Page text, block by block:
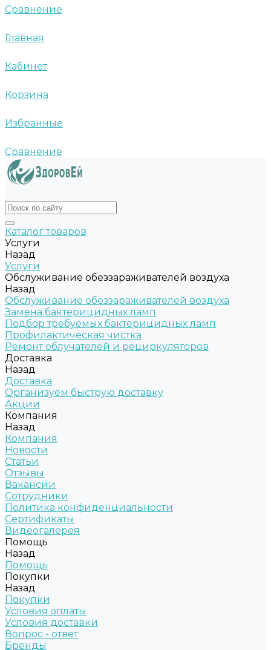
Сравнение
Главная
Кабинет
Корзина
Избранные
Сравнение
Каталог товаров
Услуги
Назад
Услуги
Обслуживание обеззараживателей воздуха
Назад
Обслуживание обеззараживателей воздуха
Замена бактерицидных ламп
Подбор требуемых бактерицидных ламп
Профилактическая чистка
Ремонт облучателей и рециркуляторов
Доставка
Назад
Доставка
Организуем быструю доставку
Акции
Компания
Назад
Компания
Новости
Статьи
Отзывы
Вакансии
Сотрудники
Политика конфиденциальности
Сертификаты
Видеогалерея
Помощь
Назад
Помощь
Покупки
Назад
Покупки
Условия оплаты
Условия доставки
Вопрос - ответ
Бренды